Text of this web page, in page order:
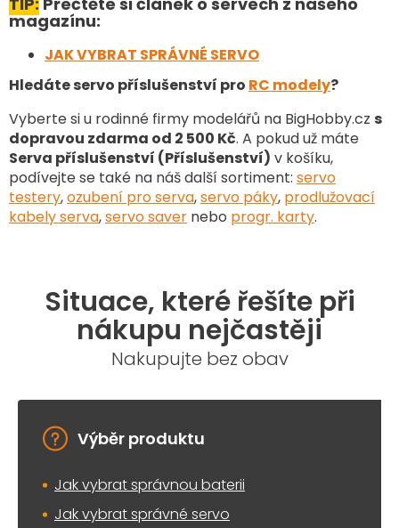
magazínu:
JAK VYBRAT SPRÁVNÉ SERVO
Hledáte servo příslušenství pro RC modely?
Vyberte si u rodinné firmy modelářů na BigHobby.cz s
dopravou zdarma od 2 500 Kč. A pokud už máte
Serva příslušenství (Příslušenství) v košíku,
podívejte se také na náš další sortiment: servo
testery,ozubení pro serva,servo páky, prodlužovací
kabely serva,servo saver nebo progr. karty.
Situace, které řešíte při
nákupu nejčastěji
Nakupujte bez obav
Výběr produktu
Jak vybrat správnou baterii
Jak vybrat správné servo